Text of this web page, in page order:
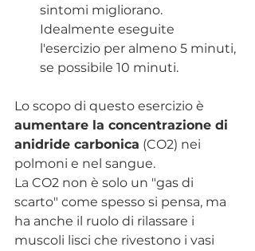
sintomi migliorano.
Idealmente eseguite
l'esercizio per almeno 5 minuti,
se possibile 10 minuti.
Lo scopo di questo esercizio è
aumentare la concentrazione di
anidride carbonica (CO2) nei
polmoni e nel sangue.
La CO2 non è solo un "gas di
scarto" come spesso si pensa, ma
ha anche il ruolo di rilassare i
muscoli lisci che rivestono i vasi